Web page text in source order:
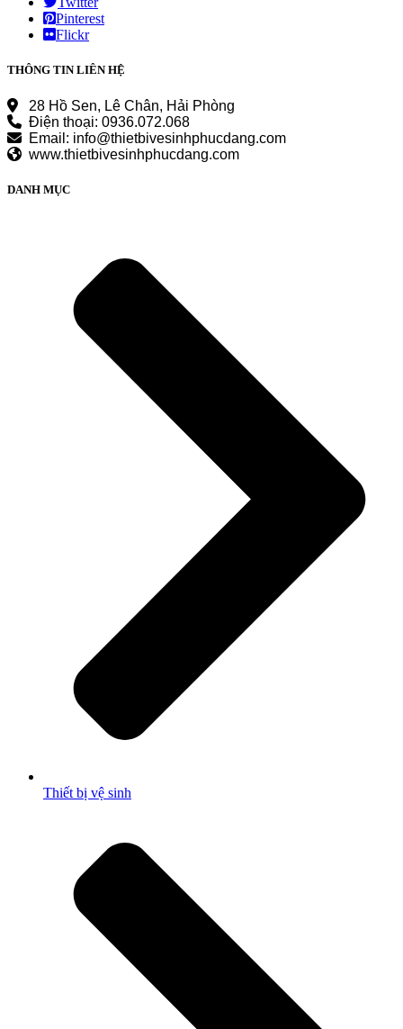
Pinterest
Flickr
THÔNG TIN LIÊN HỆ
28 Hồ Sen, Lê Chân, Hải Phòng
Điện thoại: 0936.072.068
Email: info@thietbivesinhphucdang.com
www.thietbivesinhphucdang.com
DANH MỤC
Thiết bị vệ sinh